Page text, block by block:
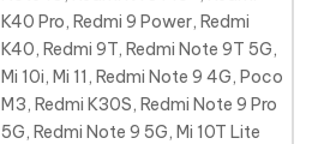
K40 Pro, Redmi 9 Power, Redmi
K40, Redmi 9T, Redmi Note 9T 5G,
Mi 10i, Mi 11, Redmi Note 9 4G, Poco
M3, Redmi K30S, Redmi Note 9 Pro
5G, Redmi Note 9 5G, Mi 10T Lite